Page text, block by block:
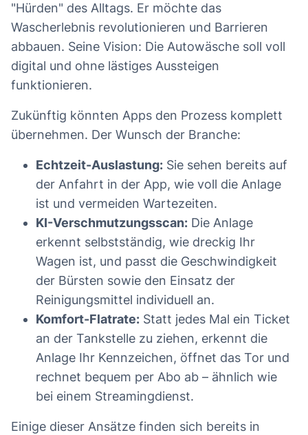
"Hürden" des Alltags. Er möchte das
Wascherlebnis revolutionieren und Barrieren
abbauen. Seine Vision: Die Autowäsche soll voll
digital und ohne lästiges Aussteigen
funktionieren.
Zukünftig könnten Apps den Prozess komplett
übernehmen. Der Wunsch der Branche:
Echtzeit-Auslastung: Sie sehen bereits auf
der Anfahrt in der App, wie voll die Anlage
ist und vermeiden Wartezeiten.
KI-Verschmutzungsscan: Die Anlage
erkennt selbstständig, wie dreckig Ihr
Wagen ist, und passt die Geschwindigkeit
der Bürsten sowie den Einsatz der
Reinigungsmittel individuell an.
Komfort-Flatrate: Statt jedes Mal ein Ticket
an der Tankstelle zu ziehen, erkennt die
Anlage Ihr Kennzeichen, öffnet das Tor und
rechnet bequem per Abo ab – ähnlich wie
bei einem Streamingdienst.
Einige dieser Ansätze finden sich bereits in